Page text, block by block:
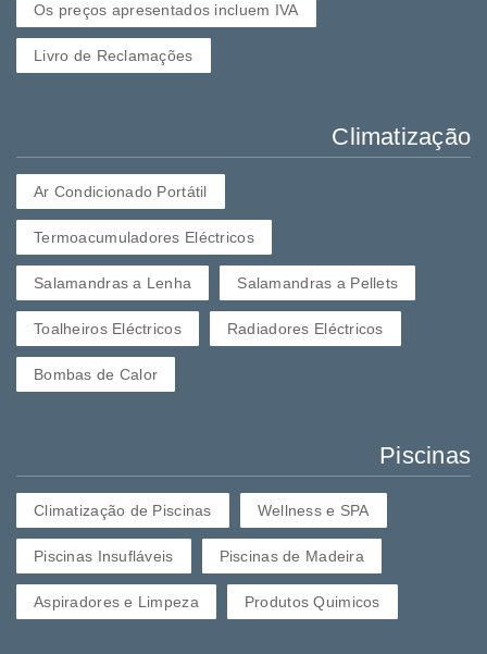
Os preços apresentados incluem IVA
Livro de Reclamações
Climatização
Ar Condicionado Portátil
Termoacumuladores Eléctricos
Salamandras a Lenha Salamandras a Pellets
Toalheiros Eléctricos Radiadores Eléctricos
Bombas de Calor
Piscinas
Climatização de Piscinas Wellness e SPA
Piscinas Insufláveis Piscinas de Madeira
Aspiradores e Limpeza Produtos Quimicos